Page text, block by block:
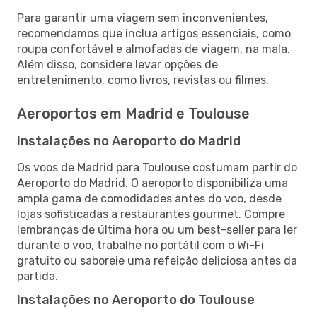
Para garantir uma viagem sem inconvenientes,
recomendamos que inclua artigos essenciais, como
roupa confortável e almofadas de viagem, na mala.
Além disso, considere levar opções de
entretenimento, como livros, revistas ou filmes.
Aeroportos em Madrid e Toulouse
Instalações no Aeroporto do Madrid
Os voos de Madrid para Toulouse costumam partir do
Aeroporto do Madrid. O aeroporto disponibiliza uma
ampla gama de comodidades antes do voo, desde
lojas sofisticadas a restaurantes gourmet. Compre
lembranças de última hora ou um best-seller para ler
durante o voo, trabalhe no portátil com o Wi-Fi
gratuito ou saboreie uma refeição deliciosa antes da
partida.
Instalações no Aeroporto do Toulouse